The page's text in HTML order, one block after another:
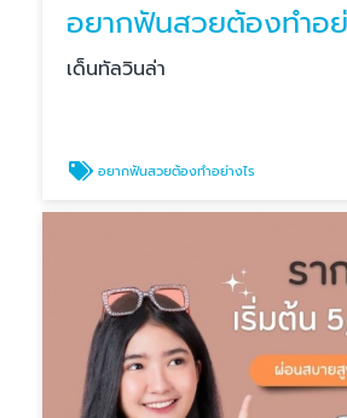
อยากฟันสวยต้องทำอย่
เด็นทัลวินล่า
อยากฟันสวยต้องทำอย่างไร